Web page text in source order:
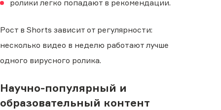
ролики легко попадают в рекомендации.
Рост в Shorts зависит от регулярности:
несколько видео в неделю работают лучше
одного вирусного ролика.
Научно-популярный и
образовательный контент